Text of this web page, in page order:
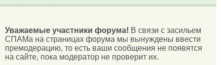
Уважаемые участники форума! В связи с засильем
СПАМа на страницах форума мы вынуждены ввести
премодерацию, то есть ваши сообщения не появятся
на сайте, пока модератор не проверит их.